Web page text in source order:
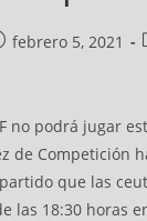
febrero 5, 2021
no podrá jugar
de Competición
que las
las 18:30 horas